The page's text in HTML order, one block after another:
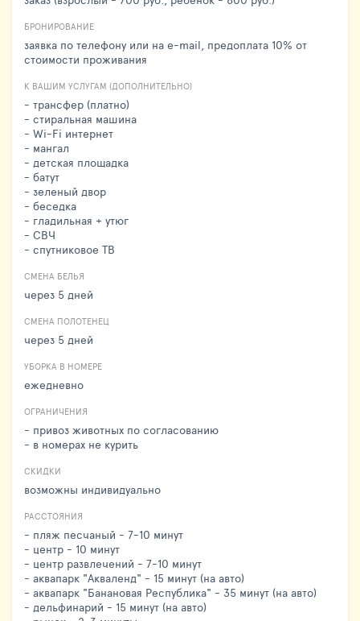
БРОНИРОВАНИЕ
заявка по телефону или на e-mail, предоплата 10% от
стоимости проживания
К ВАШИМ УСЛУГАМ (ДОПОЛНИТЕЛЬНО)
- трансфер (платно)
- стиральная машина
- Wi-Fi интернет
- мангал
- детская площадка
- батут
- зеленый двор
- беседка
- гладильная + утюг
- СВЧ
- спутниковое ТВ
СМЕНА БЕЛЬЯ
через 5 дней
СМЕНА ПОЛОТЕНЕЦ
через 5 дней
УБОРКА В НОМЕРЕ
ежедневно
ОГРАНИЧЕНИЯ
- привоз животных по согласованию
- в номерах не курить
СКИДКИ
возможны индивидуально
РАССТОЯНИЯ
- пляж песчаный - 7-10 минут
- центр - 10 минут
- центр развлечений - 7-10 минут
- аквапарк "Акваленд" - 15 минут (на авто)
- аквапарк "Банановая Республика" - 35 минут (на авто)
- дельфинарий - 15 минут (на авто)